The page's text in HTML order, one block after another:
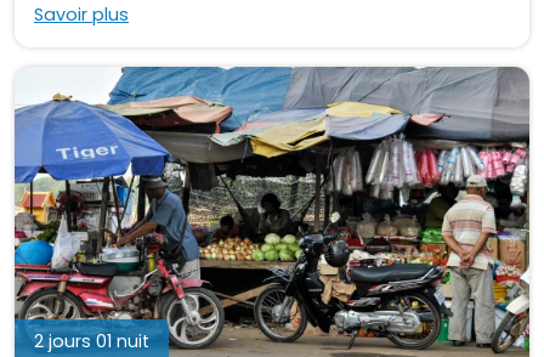
Savoir plus
2 jours 01 nuit